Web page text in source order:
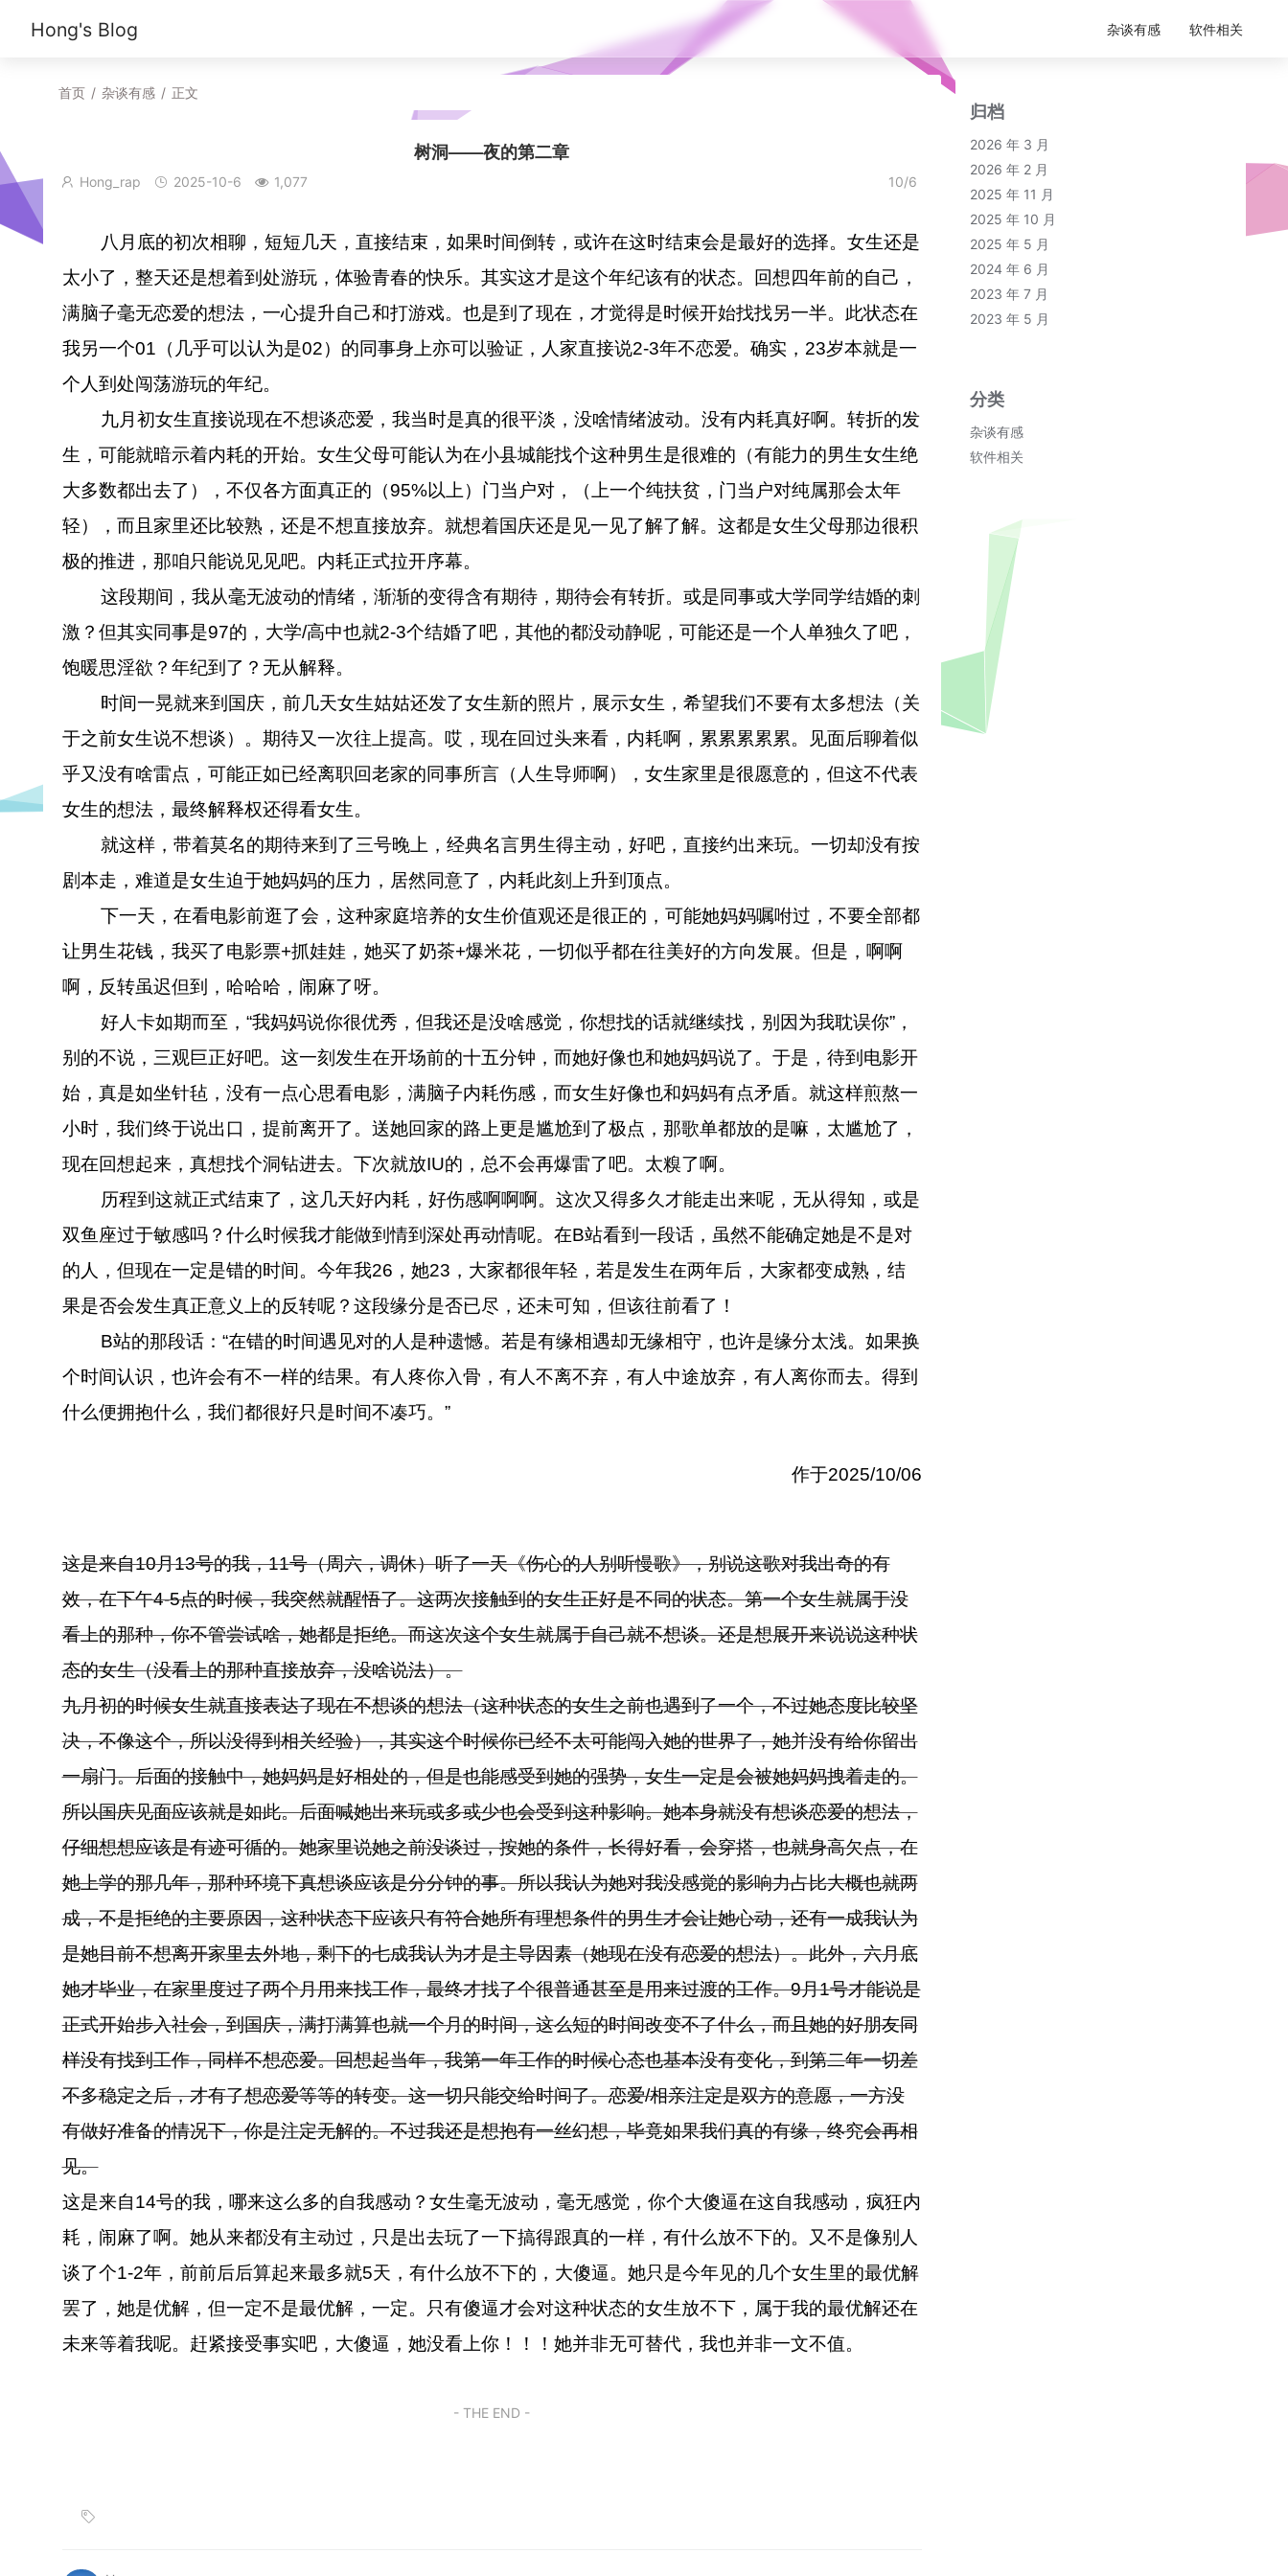
Hong's Blog 杂谈有感 软件相关
首页 / 杂谈有感 / 正文
树洞——夜的第二章
Hong_rap 2025-10-6 1,077 10/6
八月底的初次相聊，短短几天，直接结束，如果时间倒转，或许在这时结束会是最好的选择。女生还是
太小了，整天还是想着到处游玩，体验青春的快乐。其实这才是这个年纪该有的状态。回想四年前的自己，
满脑子毫无恋爱的想法，一心提升自己和打游戏。也是到了现在，才觉得是时候开始找找另一半。此状态在
我另一个01（几乎可以认为是02）的同事身上亦可以验证，人家直接说2-3年不恋爱。确实，23岁本就是一
个人到处闯荡游玩的年纪。
九月初女生直接说现在不想谈恋爱，我当时是真的很平淡，没啥情绪波动。没有内耗真好啊。转折的发
生，可能就暗示着内耗的开始。女生父母可能认为在小县城能找个这种男生是很难的（有能力的男生女生绝
大多数都出去了），不仅各方面真正的（95%以上）门当户对，（上一个纯扶贫，门当户对纯属那会太年
轻），而且家里还比较熟，还是不想直接放弃。就想着国庆还是见一见了解了解。这都是女生父母那边很积
极的推进，那咱只能说见见吧。内耗正式拉开序幕。
这段期间，我从毫无波动的情绪，渐渐的变得含有期待，期待会有转折。或是同事或大学同学结婚的刺
激？但其实同事是97的，大学/高中也就2-3个结婚了吧，其他的都没动静呢，可能还是一个人单独久了吧，
饱暖思淫欲？年纪到了？无从解释。
时间一晃就来到国庆，前几天女生姑姑还发了女生新的照片，展示女生，希望我们不要有太多想法（关
于之前女生说不想谈）。期待又一次往上提高。哎，现在回过头来看，内耗啊，累累累累累。见面后聊着似
乎又没有啥雷点，可能正如已经离职回老家的同事所言（人生导师啊），女生家里是很愿意的，但这不代表
女生的想法，最终解释权还得看女生。
就这样，带着莫名的期待来到了三号晚上，经典名言男生得主动，好吧，直接约出来玩。一切却没有按
剧本走，难道是女生迫于她妈妈的压力，居然同意了，内耗此刻上升到顶点。
下一天，在看电影前逛了会，这种家庭培养的女生价值观还是很正的，可能她妈妈嘱咐过，不要全部都
让男生花钱，我买了电影票+抓娃娃，她买了奶茶+爆米花，一切似乎都在往美好的方向发展。但是，啊啊
啊，反转虽迟但到，哈哈哈 ， 闹麻了呀。
好人卡如期而至，“我妈妈说你很优秀，但我还是没啥感觉，你想找的话就继续找，别因为我耽误你”，
别的不说，三观巨正好吧。这一刻发生在开场前的十五分钟，而她好像也和她妈妈说了。于是，待到电影开
始，真是如坐针毡，没有一点心思看电影，满脑子内耗伤感，而女生好像也和妈妈有点矛盾。就这样煎熬一
小时，我们终于说出口，提前离开了。送她回家的路上更是尴尬到了极点，那歌单都放的是嘛，太尴尬了，
现在回想起来，真想找个洞钻进去。下次就放IU的，总不会再爆雷了吧。太糗了啊。
历程到这就正式结束了，这几天好内耗，好伤感啊啊啊。这次又得多久才能走出来呢，无从得知，或是
双鱼座过于敏感吗？什么时候我才能做到情到深处再动情呢。 在B站看到一段话，虽然不能确定她是不是对
的人，但现在一定是错的时间。今年我26，她23，大家都很年轻，若是发生在两年后，大家都变成熟，结
果是否会发生真正意义上的反转呢？这段缘分是否已尽，还未可知，但该往前看了！
B站的那段话：“在错的时间遇见对的人是种遗憾。若是有缘相遇却无缘相守，也许是缘分太浅。如果换
个时间认识，也许会有不一样的结果。有人疼你入骨，有人不离不弃，有人中途放弃，有人离你而去。得到
什么便拥抱什么，我们都很好只是时间不凑巧。”
作于2025/10/06
这是来自10月13号的我，11号（周六，调休）听了一天《伤心的人别听慢歌》，别说这歌对我出奇的有
效，在下午4-5点的时候，我突然就醒悟了。这两次接触到的女生正好是不同的状态。第一个女生就属于没
看上的那种，你不管尝试啥，她都是拒绝。而这次这个女生就属于自己就不想谈。还是想展开来说说这种状
态的女生（没看上的那种直接放弃，没啥说法）。
九月初的时候女生就直接表达了现在不想谈的想法（这种状态的女生之前也遇到了一个，不过她态度比较坚
决，不像这个，所以没得到相关经验），其实这个时候你已经不太可能闯入她的世界了，她并没有给你留出
一扇门。后面的接触中，她妈妈是好相处的，但是也能感受到她的强势，女生一定是会被她妈妈拽着走的。
所以国庆见面应该就是如此。后面喊她出来玩或多或少也会受到这种影响。她本身就没有想谈恋爱的想法，
仔细想想应该是有迹可循的。她家里说她之前没谈过，按她的条件，长得好看，会穿搭，也就身高欠点，在
她上学的那几年，那种环境下真想谈应该是分分钟的事。所以我认为她对我没感觉的影响力占比大概也就两
成，不是拒绝的主要原因，这种状态下应该只有符合她所有理想条件的男生才会让她心动，还有一成我认为
是她目前不想离开家里去外地，剩下的七成我认为才是主导因素（她现在没有恋爱的想法）。此外，六月底
她才毕业，在家里度过了两个月用来找工作，最终才找了个很普通甚至是用来过渡的工作。9月1号才能说是
正式开始步入社会，到国庆，满打满算也就一个月的时间，这么短的时间改变不了什么，而且她的好朋友同
样没有找到工作，同样不想恋爱。回想起当年，我第一年工作的时候心态也基本没有变化，到第二年一切差
不多稳定之后，才有了想恋爱等等的转变。这一切只能交给时间了。恋爱/相亲注定是双方的意愿，一方没
有做好准备的情况下，你是注定无解的。不过我还是想抱有一丝幻想，毕竟如果我们真的有缘，终究会再相
见。
这是来自14号的我，哪来这么多的自我感动？女生毫无波动，毫无感觉，你个大傻逼在这自我感动，疯狂内
耗，闹麻了啊。她从来都没有主动过，只是出去玩了一下搞得跟真的一样，有什么放不下的。又不是像别人
谈了个1-2年，前前后后算起来最多就5天，有什么放不下的，大傻逼。她只是今年见的几个女生里的最优解
罢了，她是优解，但一定不是最优解，一定。只有傻逼才会对这种状态的女生放不下，属于我的最优解还在
未来等着我呢。赶紧接受事实吧，大傻逼，她没看上你！！！她并非无可替代，我也并非一文不值。
- THE END -
归档
2026 年 3 月
2026 年 2 月
2025 年 11 月
2025 年 10 月
2025 年 5 月
2024 年 6 月
2023 年 7 月
2023 年 5 月
分类
杂谈有感
软件相关